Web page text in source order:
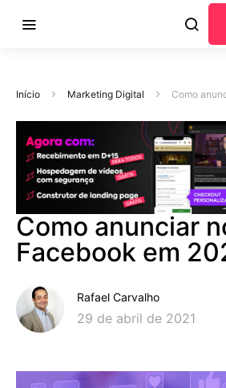
Início Marketing Digital Como
Como anunciar
Facebook em
Rafael Carvalho
29 de abril de 2021